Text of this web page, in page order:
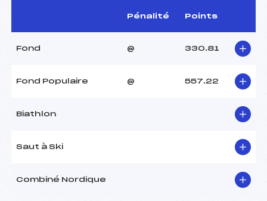
Pénalité Points
Fond @ 330.81
Fond Populaire @ 557.22
Biathlon
Saut à Ski
Combiné Nordique